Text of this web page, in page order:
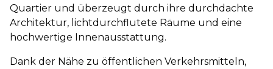
Quartier und überzeugt durch ihre durchdachte
Architektur, lichtdurchflutete Räume und eine
hochwertige Innenausstattung.
Dank der Nähe zu öffentlichen Verkehrsmitteln,